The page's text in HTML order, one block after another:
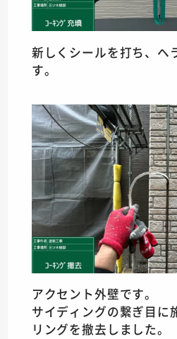
新しくシールを打ち、ヘ
す。
アクセント外壁です。
サイディングの繋ぎ目に
リングを撤去しました。